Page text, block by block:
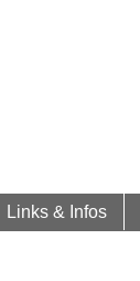
Links & Infos